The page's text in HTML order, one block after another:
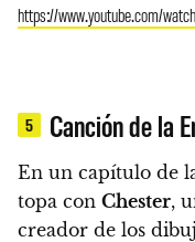
https://www.youtube.com/
5 Canción de la
En un capítulo de
topa con Chester,
creador de los